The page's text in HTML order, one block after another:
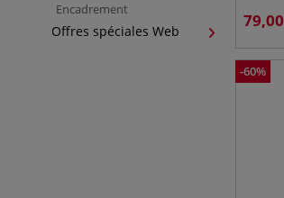
Encadrement
Offres spéciales Web
79,00
-60%